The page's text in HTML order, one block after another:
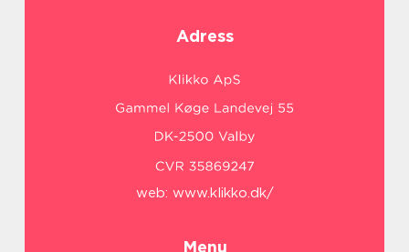
Adress
web: www.klikko.dk/
Menu